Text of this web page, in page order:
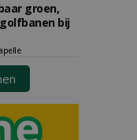
groen,
bij